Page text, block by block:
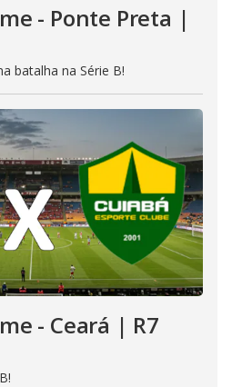
- Ponte Preta |
batalha na Série B!
- Ceará | R7